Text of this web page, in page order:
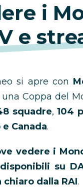
i
e
si apre con
Coppa del
squadre,104
Canada.
vedere i
su
chiaro dalla RAI.